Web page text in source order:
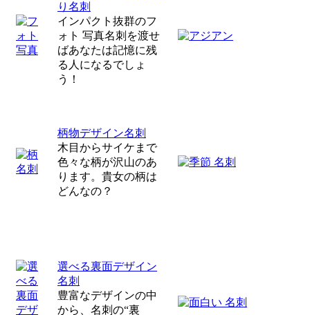
り名刺
インパクト抜群のフ
ォト 写真名刺を渡せ
ばあなたは記憶に残
る人になるでしょ
う！
柄物デザイン名刺
木目からサイケまで
色々な柄が沢山のあ
ります。貴女の柄は
どんなの？
選べる裏面デザイン
名刺
豊富なデザインの中
から、名刺の“裏